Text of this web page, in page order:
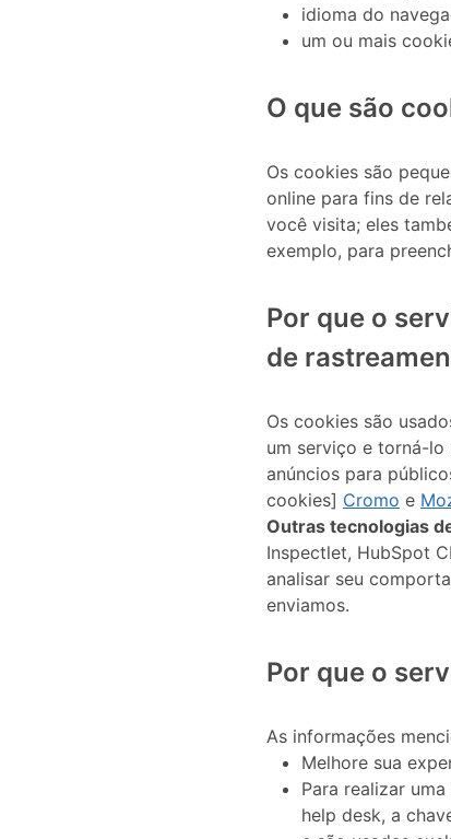
idioma do
um ou mais
O que são
Os cookies são
online para fins de
você visita; eles
exemplo, para
Por que o
de
Os cookies são
um serviço e torná-lo
anúncios para
cookies] Cromo e
Outras tecnologias
Inspectlet, HubSpot
analisar seu
enviamos.
Por que o
As informações
Melhore sua
Para realizar
help desk, a